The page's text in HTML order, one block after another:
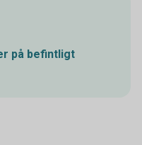
på befintligt